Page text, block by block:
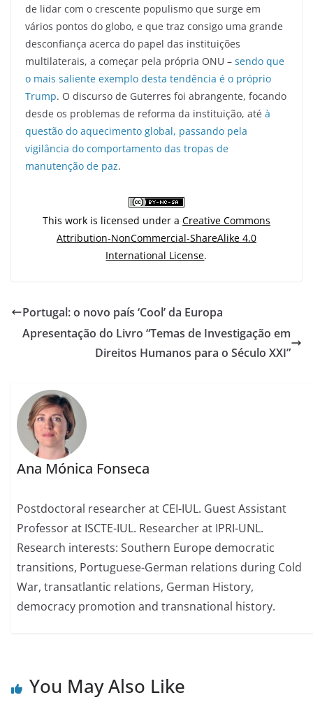
de lidar com o crescente populismo que surge em
vários pontos do globo, e que traz consigo uma grande
desconfiança acerca do papel das instituições
multilaterais, a começar pela própria ONU – sendo que
o mais saliente exemplo desta tendência é o próprio
Trump. O discurso de Guterres foi abrangente, focando
desde os problemas de reforma da instituição, até à
questão do aquecimento global, passando pela
vigilância do comportamento das tropas de
manutenção de paz.
This work is licensed under a Creative Commons
Attribution-NonCommercial-ShareAlike 4.0
International License.
Portugal: o novo país ‘Cool’ da Europa
Apresentação do Livro “Temas de Investigação em
Direitos Humanos para o Século XXI”
Ana Mónica Fonseca
Postdoctoral researcher at CEI-IUL. Guest Assistant
Professor at ISCTE-IUL. Researcher at IPRI-UNL.
Research interests: Southern Europe democratic
transitions, Portuguese-German relations during Cold
War, transatlantic relations, German History,
democracy promotion and transnational history.
You May Also Like